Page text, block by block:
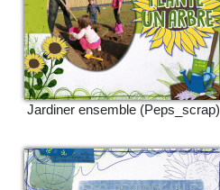
Jardiner ensemble (Peps_scrap)